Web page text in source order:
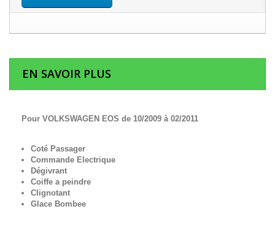
EN SAVOIR PLUS
Pour VOLKSWAGEN EOS de 10/2009 à 02/2011
Coté Passager
Commande Electrique
Dégivrant
Coiffe a peindre
Clignotant
Glace Bombee